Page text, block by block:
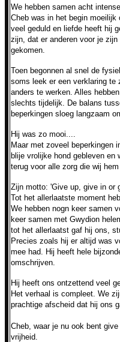
We hebben samen acht
Cheb was in het begin
veel geduld en liefde heeft hij
zijn, dat er anderen voor je
gekomen.
Toen begonnen al snel de
soms leek er een verklaring te
anders te werken. Alles
slechts tijdelijk. De balans
beperkingen sloeg langzaam
Hij was zo mooi....
Maar met zoveel beperkingen
blije vrolijke hond gebleven en
terug voor alle zorg die wij hem
Zijn motto: 'Give up, give in or
Tot het allerlaatste moment
We hebben nogn keer samen
keer samen met Gwydion
tot het allerlaatst gaf hij ons,
Precies zoals hij er altijd was
mee had. Hij heeft hele
omschrijven.
Hij heeft ons ontzettend veel
Het verhaal is compleet. We
prachtige afscheid dat hij ons
Cheb, waar je nu ook bent
vrijheid.